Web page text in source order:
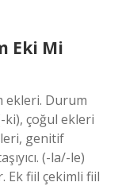
Eki Mi
ekleri. Durum
çoğul ekleri
genitif
(-la/-le)
Ek fiil çekimli fiil